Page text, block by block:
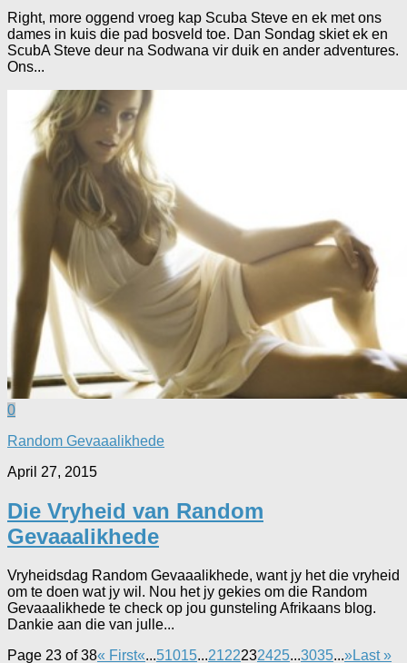
Right, more oggend vroeg kap Scuba Steve en ek met ons
dames in kuis die pad bosveld toe. Dan Sondag skiet ek en
ScubA Steve deur na Sodwana vir duik en ander adventures.
Ons...
0
Random Gevaaalikhede
April 27, 2015
Die Vryheid van Random
Gevaaalikhede
Vryheidsdag Random Gevaaalikhede, want jy het die vryheid
om te doen wat jy wil. Nou het jy gekies om die Random
Gevaaalikhede te check op jou gunsteling Afrikaans blog.
Dankie aan die van julle...
Page 23 of 38« First«...51015...2122232425...3035...»Last »